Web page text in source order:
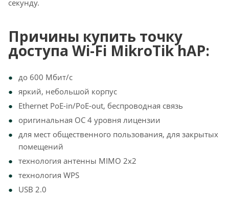
секунду.
Причины купить точку
доступа Wi-Fi MikroTik hAP:
до 600 Мбит/с
яркий, небольшой корпус
Ethernet PoE-in/PoE-out, беспроводная связь
оригинальная ОС 4 уровня лицензии
для мест общественного пользования, для закрытых
помещений
технология антенны MIMO 2x2
технология WPS
USB 2.0